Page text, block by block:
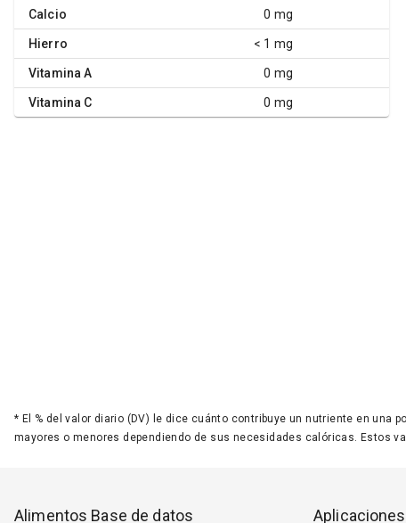
Calcio 0 mg
Hierro < 1 mg
Vitamina A 0 mg
Vitamina C 0 mg
* El % del valor diario (DV) le dice cuánto contribuye un nutriente en
mayores o menores dependiendo de sus necesidades calóricas. Estos
Alimentos Base de datos